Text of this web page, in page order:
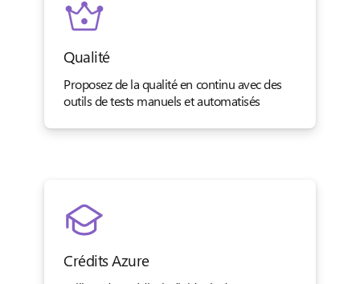
Qualité
Proposez de la qualité en continu avec des
outils de tests manuels et automatisés
Crédits Azure